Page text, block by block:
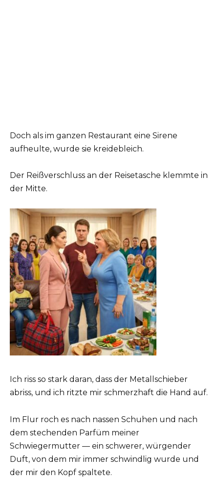
Doch als im ganzen Restaurant eine Sirene
aufheulte, wurde sie kreidebleich.
Der Reißverschluss an der Reisetasche klemmte in
der Mitte.
Ich riss so stark daran, dass der Metallschieber
abriss, und ich ritzte mir schmerzhaft die Hand auf.
Im Flur roch es nach nassen Schuhen und nach
dem stechenden Parfüm meiner
Schwiegermutter — ein schwerer, würgender
Duft, von dem mir immer schwindlig wurde und
der mir den Kopf spaltete.